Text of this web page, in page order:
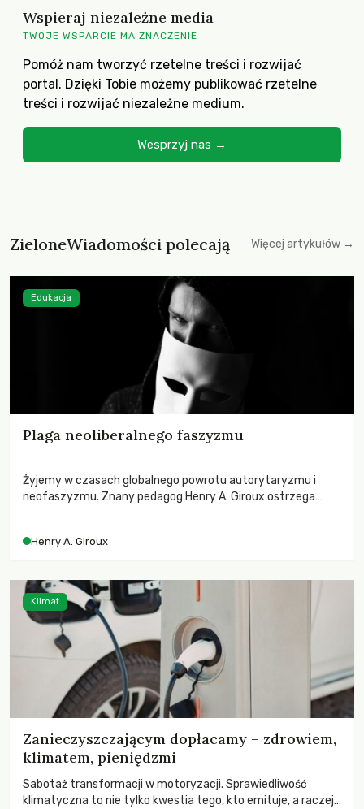
Wspieraj niezależne media
TWOJE WSPARCIE MA ZNACZENIE
Pomóż nam tworzyć rzetelne treści i rozwijać
portal. Dzięki Tobie możemy publikować rzetelne
treści i rozwijać niezależne medium.
Wesprzyj nas →
ZieloneWiadomości polecają Więcej artykułów →
Plaga neoliberalnego faszyzmu
Żyjemy w czasach globalnego powrotu autorytaryzmu i
neofaszyzmu. Znany pedagog Henry A. Giroux ostrzega
wychowają świadomych obywateli?
Henry A. Giroux
Edukacja
Zanieczyszczającym dopłacamy – zdrowiem,
klimatem, pieniędzmi
Sabotaż transformacji w motoryzacji. Sprawiedliwość
klimatyczna to nie tylko kwestia tego, kto emituje, a raczej
Klimat